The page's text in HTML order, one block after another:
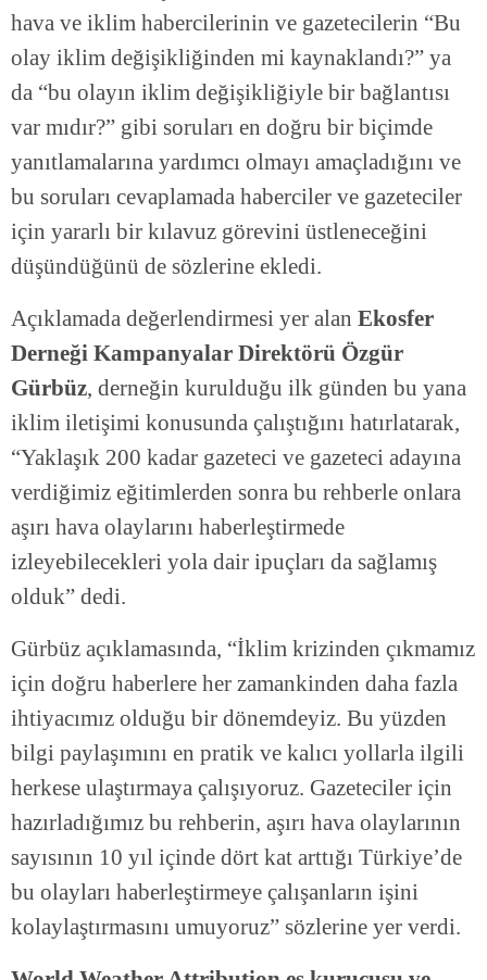
hava ve iklim habercilerinin ve gazetecilerin “Bu
olay iklim değişikliğinden mi kaynaklandı?” ya
da “bu olayın iklim değişikliğiyle bir bağlantısı
var mıdır?” gibi soruları en doğru bir biçimde
yanıtlamalarına yardımcı olmayı amaçladığını ve
bu soruları cevaplamada haberciler ve gazeteciler
için yararlı bir kılavuz görevini üstleneceğini
düşündüğünü de sözlerine ekledi.
Açıklamada değerlendirmesi yer alan Ekosfer
Derneği Kampanyalar Direktörü Özgür
Gürbüz, derneğin kurulduğu ilk günden bu yana
iklim iletişimi konusunda çalıştığını hatırlatarak,
“Yaklaşık 200 kadar gazeteci ve gazeteci adayına
verdiğimiz eğitimlerden sonra bu rehberle onlara
aşırı hava olaylarını haberleştirmede
izleyebilecekleri yola dair ipuçları da sağlamış
olduk” dedi.
Gürbüz açıklamasında, “İklim krizinden çıkmamız
için doğru haberlere her zamankinden daha fazla
ihtiyacımız olduğu bir dönemdeyiz. Bu yüzden
bilgi paylaşımını en pratik ve kalıcı yollarla ilgili
herkese ulaştırmaya çalışıyoruz. Gazeteciler için
hazırladığımız bu rehberin, aşırı hava olaylarının
sayısının 10 yıl içinde dört kat arttığı Türkiye’de
bu olayları haberleştirmeye çalışanların işini
kolaylaştırmasını umuyoruz” sözlerine yer verdi.